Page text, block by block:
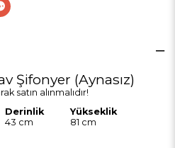
Şifonyer (Aynasız)
satın alınmalıdır!
Derinlik
Yükseklik
43 cm 81 cm